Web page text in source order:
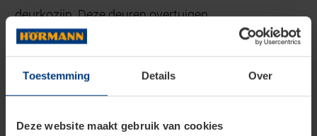
Toestemming Details Over
Deze website maakt gebruik van cookies
deurkozijn. Deze deuren overtuigen
met een maximale deurvleugelbreedte van
2000 mm: een bijzonder elegante oplossing in brede
doorgangen, waarin anders 2-vleugelige deuren